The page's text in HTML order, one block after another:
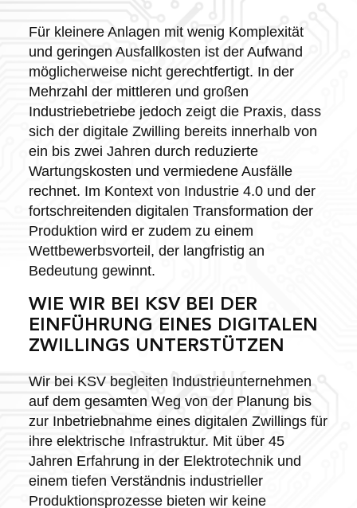
Für kleinere Anlagen mit wenig Komplexität
und geringen Ausfallkosten ist der Aufwand
möglicherweise nicht gerechtfertigt. In der
Mehrzahl der mittleren und großen
Industriebetriebe jedoch zeigt die Praxis, dass
sich der digitale Zwilling bereits innerhalb von
ein bis zwei Jahren durch reduzierte
Wartungskosten und vermiedene Ausfälle
rechnet. Im Kontext von Industrie 4.0 und der
fortschreitenden digitalen Transformation der
Produktion wird er zudem zu einem
Wettbewerbsvorteil, der langfristig an
Bedeutung gewinnt.
WIE WIR BEI KSV BEI DER
EINFÜHRUNG EINES DIGITALEN
ZWILLINGS UNTERSTÜTZEN
Wir bei KSV begleiten Industrieunternehmen
auf dem gesamten Weg von der Planung bis
zur Inbetriebnahme eines digitalen Zwillings für
ihre elektrische Infrastruktur. Mit über 45
Jahren Erfahrung in der Elektrotechnik und
einem tiefen Verständnis industrieller
Produktionsprozesse bieten wir keine